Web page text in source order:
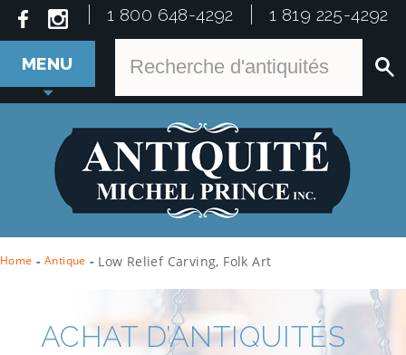
1 800 648-4292 1 819 225-4292
MENU
Home - Antique - Low Relief Carving, Folk Art
ACHAT D’ANTIQUITÉS